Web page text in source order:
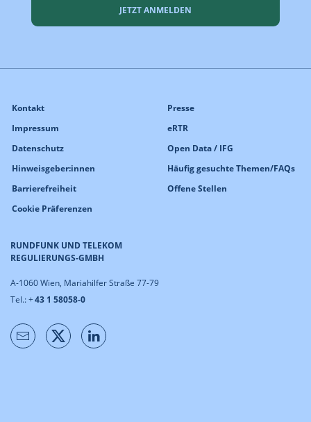
JETZT ANMELDEN
RUNDFUNK UND TELEKOM
REGULIERUNGS-GMBH
A-1060 Wien, Mariahilfer Straße 77-79
Tel.: +43 1 58058-0
Kontakt
Impressum
Datenschutz
Hinweisgeber:innen
Barrierefreiheit
Cookie Präferenzen
Presse
eRTR
Open Data / IFG
Häufig gesuchte Themen/FAQs
Offene Stellen